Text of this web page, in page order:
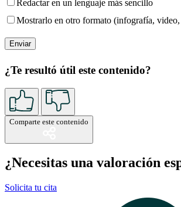
Redactar en un lenguaje más sencillo
Mostrarlo en otro formato (infografía, video,
¿Te resultó útil este contenido?
Comparte este contenido
¿Necesitas una valoración
Solicita tu cita